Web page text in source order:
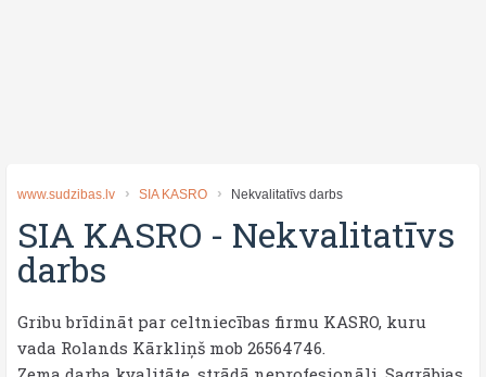
www.sudzibas.lv SIA KASRO Nekvalitatīvs darbs
SIA KASRO - Nekvalitatīvs
darbs
Gribu brīdināt par celtniecības firmu KASRO, kuru
vada Rolands Kārkliņš mob 26564746.